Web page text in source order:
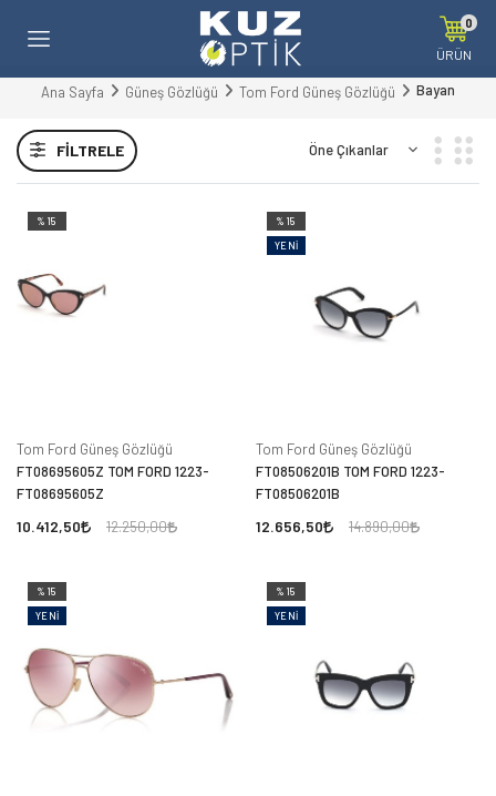
0
ÜRÜN
Ana Sayfa Güneş Gözlüğü Tom Ford Güneş Gözlüğü Bayan
FILTRELE
%15
Tom Ford Güneş Gözlüğü
FT08695605Z TOM FORD 1223-
FT08695605Z
10.412,50 12.250,00
%15
YENI
Tom Ford Güneş Gözlüğü
FT08506201B TOM FORD 1223-
FT08506201B
12.656,50 14.890,00
%15
YENI
%15
YENI